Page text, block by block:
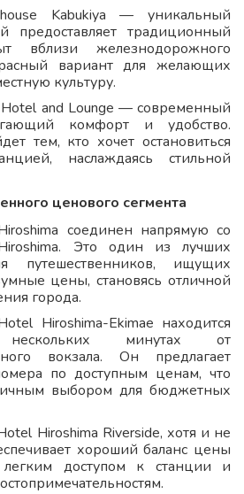
Kabukiya — уникальный
предоставляет традиционный
вблизи железнодорожного
вариант для желающих
культуру.
Hotel and Lounge — современный
комфорт и удобство.
тем, кто хочет остановиться
наслаждаясь стильной
ценового сегмента
соединен напрямую со
Это один из лучших
путешественников, ищущих
цены, становясь отличной
города.
Hiroshima-Ekimae находится
минутах от
вокзала. Он предлагает
по доступным ценам, что
выбором для бюджетных
Hiroshima Riverside, хотя и не
хороший баланс цены
доступом к станции и